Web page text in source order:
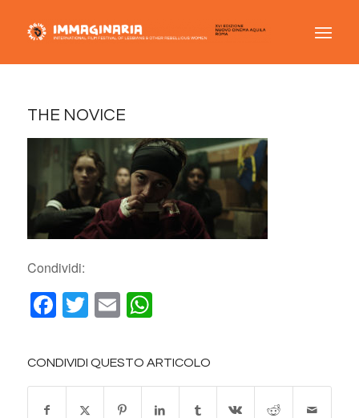
THE NOVICE
Condividi:
Facebook
Twitter
EmailWhatsApp
CONDIVIDI QUESTO ARTICOLO